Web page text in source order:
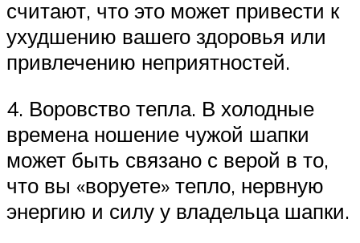
считают, что это может привести к
ухудшению вашего здоровья или
привлечению неприятностей.
4. Воровство тепла. В холодные
времена ношение чужой шапки
может быть связано с верой в то,
что вы «воруете» тепло, нервную
энергию и силу у владельца шапки.